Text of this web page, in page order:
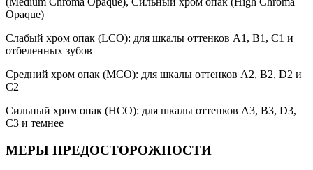
Opaque)
Слабый хром опак (LCO): для шкалы оттенков A1, B1, C1 и
отбеленных зубов
Средний хром опак (MCO): для шкалы оттенков A2, B2, D2 и
C2
Сильный хром опак (HCO): для шкалы оттенков A3, B3, D3,
C3 и темнее
МЕРЫ ПРЕДОСТОРОЖНОСТИ